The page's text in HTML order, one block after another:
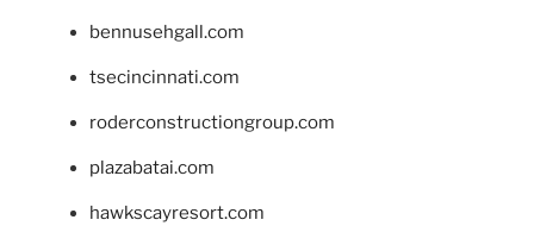
bennusehgall.com
tsecincinnati.com
roderconstructiongroup.com
plazabatai.com
hawkscayresort.com